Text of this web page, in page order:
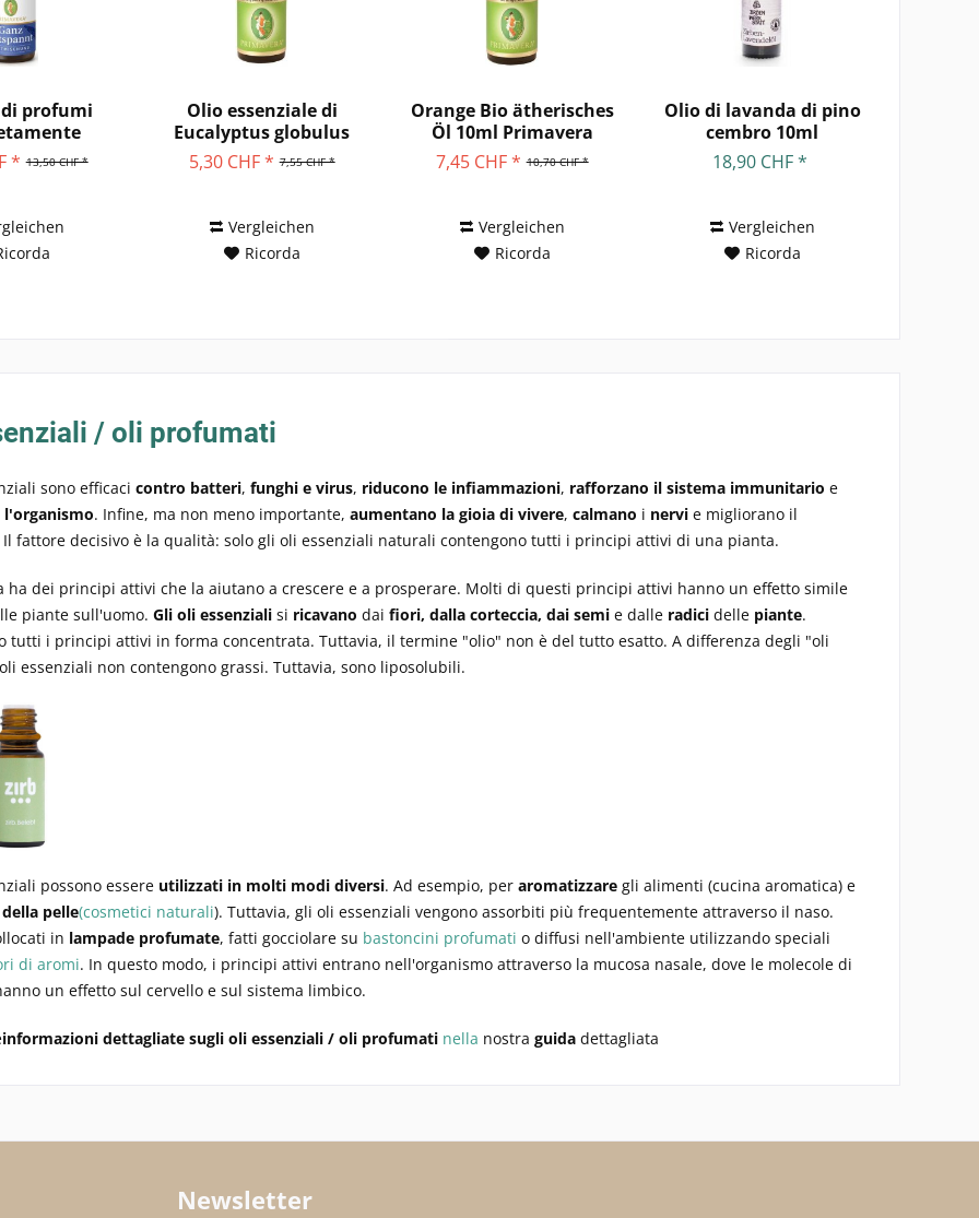
profumi
5ml...
13,50 CHF *
*
Olio essenziale di
Eucalyptus globulus
5ml...7,55 CHF *
5,30 CHF *
Vergleichen
Ricorda
Orange Bio ätherisches
Öl 10ml Primavera
10,70 CHF *
7,45 CHF *
Vergleichen
Ricorda
Olio di lavanda di pino
cembro 10ml
18,90 CHF *
Vergleichen
Ricorda
/ oli profumati
sono efficaci contro batteri, funghi e virus, riducono le infiammazioni, rafforzano il sistema immunitario e
l'organismo. Infine, ma non meno importante, aumentano la gioia di vivere, calmano i nervi e migliorano il
Il fattore decisivo è la qualità: solo gli oli essenziali naturali contengono tutti i principi attivi di una pianta.
ha dei principi attivi che la aiutano a crescere e a prosperare. Molti di questi principi attivi hanno un effetto simile
piante sull'uomo. Gli oli essenziali si ricavano dai fiori, dalla corteccia, dai semi e dalle radici delle piante.
tutti i principi attivi in forma concentrata. Tuttavia, il termine "olio" non è del tutto esatto. A differenza degli "oli
essenziali non contengono grassi. Tuttavia, sono liposolubili.
possono essere utilizzati in molti modi diversi. Ad esempio, per aromatizzare gli alimenti (cucina aromatica) e
pelle(cosmetici naturali). Tuttavia, gli oli essenziali vengono assorbiti più frequentemente attraverso il naso.
in lampade profumate, fatti gocciolare su bastoncini profumati o diffusi nell'ambiente utilizzando speciali
di aromi. In questo modo, i principi attivi entrano nell'organismo attraverso la mucosa nasale, dove le molecole di
un effetto sul cervello e sul sistema limbico.
informazioni dettagliate sugli oli essenziali / oli profumati nella nostra guida dettagliata
Newsletter